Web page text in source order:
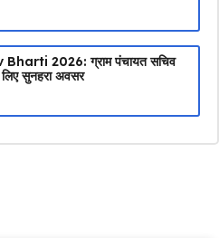
2026: ग्राम पंचायत सचिव
लिए सुनहरा अवसर